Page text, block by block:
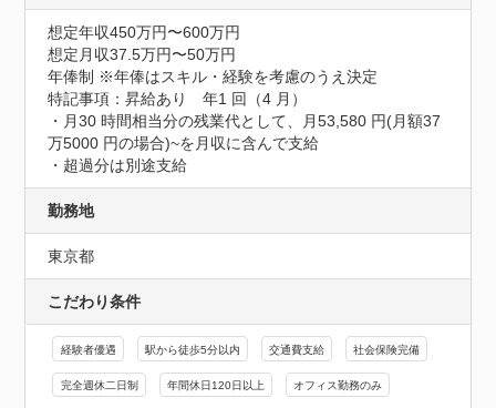
想定年収450万円〜600万円
想定月収37.5万円〜50万円
年俸制 ※年俸はスキル・経験を考慮のうえ決定
特記事項：昇給あり　年1 回（4 月）
・⽉30 時間相当分の残業代として、⽉53,580 円(月額37
万5000 円の場合)~を月収に含んで⽀給
・超過分は別途⽀給
勤務地
東京都
こだわり条件
経験者優遇 駅から徒歩5分以内 交通費支給 社会保険完備
完全週休二日制 年間休日120日以上 オフィス勤務のみ